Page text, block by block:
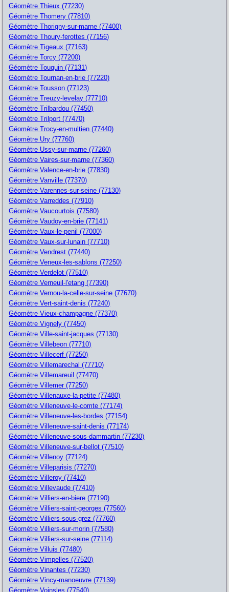
Géomètre Thieux (77230)
Géomètre Thomery (77810)
Géomètre Thorigny-sur-marne (77400)
Géomètre Thoury-ferottes (77156)
Géomètre Tigeaux (77163)
Géomètre Torcy (77200)
Géomètre Touquin (77131)
Géomètre Tournan-en-brie (77220)
Géomètre Tousson (77123)
Géomètre Treuzy-levelay (77710)
Géomètre Trilbardou (77450)
Géomètre Trilport (77470)
Géomètre Trocy-en-multien (77440)
Géomètre Ury (77760)
Géomètre Ussy-sur-marne (77260)
Géomètre Vaires-sur-marne (77360)
Géomètre Valence-en-brie (77830)
Géomètre Vanville (77370)
Géomètre Varennes-sur-seine (77130)
Géomètre Varreddes (77910)
Géomètre Vaucourtois (77580)
Géomètre Vaudoy-en-brie (77141)
Géomètre Vaux-le-penil (77000)
Géomètre Vaux-sur-lunain (77710)
Géomètre Vendrest (77440)
Géomètre Veneux-les-sablons (77250)
Géomètre Verdelot (77510)
Géomètre Verneuil-l'etang (77390)
Géomètre Vernou-la-celle-sur-seine (77670)
Géomètre Vert-saint-denis (77240)
Géomètre Vieux-champagne (77370)
Géomètre Vignely (77450)
Géomètre Ville-saint-jacques (77130)
Géomètre Villebeon (77710)
Géomètre Villecerf (77250)
Géomètre Villemarechal (77710)
Géomètre Villemareuil (77470)
Géomètre Villemer (77250)
Géomètre Villenauxe-la-petite (77480)
Géomètre Villeneuve-le-comte (77174)
Géomètre Villeneuve-les-bordes (77154)
Géomètre Villeneuve-saint-denis (77174)
Géomètre Villeneuve-sous-dammartin (77230)
Géomètre Villeneuve-sur-bellot (77510)
Géomètre Villenoy (77124)
Géomètre Villeparisis (77270)
Géomètre Villeroy (77410)
Géomètre Villevaude (77410)
Géomètre Villiers-en-biere (77190)
Géomètre Villiers-saint-georges (77560)
Géomètre Villiers-sous-grez (77760)
Géomètre Villiers-sur-morin (77580)
Géomètre Villiers-sur-seine (77114)
Géomètre Villuis (77480)
Géomètre Vimpelles (77520)
Géomètre Vinantes (77230)
Géomètre Vincy-manoeuvre (77139)
Géomètre Voinsles (77540)